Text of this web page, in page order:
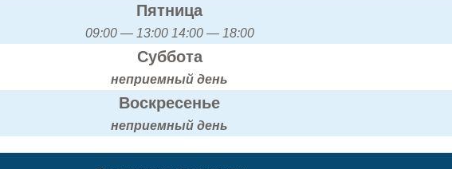
Пятница
09:00 — 13:00 14:00 — 18:00
Суббота
неприемный день
Воскресенье
неприемный день